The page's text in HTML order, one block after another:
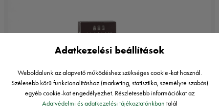
Adatkezelési beállítások
Weboldalunk az alapvető működéshez szükséges cookie-kat használ.
Szélesebb körű funkcionalitáshoz (marketing, statisztika, személyre szabás)
egyéb cookie-kat engedélyezhet. Részletesebb információkat az
Adatvédelmi és adatkezelési tájékoztatónkban talál